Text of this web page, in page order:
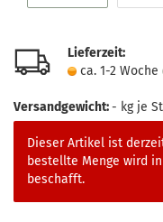
Lieferzeit:
ca. 1-2 Woche
Versandgewicht:- kg je
Dieser Artikel ist
bestellte Menge wird
beschafft.